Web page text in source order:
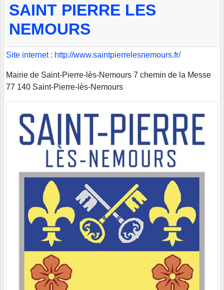
SAINT PIERRE LES
NEMOURS
Site internet : http://www.saintpierrelesnemours.fr/
Mairie de Saint-Pierre-lès-Nemours 7 chemin de la Messe
77 140 Saint-Pierre-lès-Nemours